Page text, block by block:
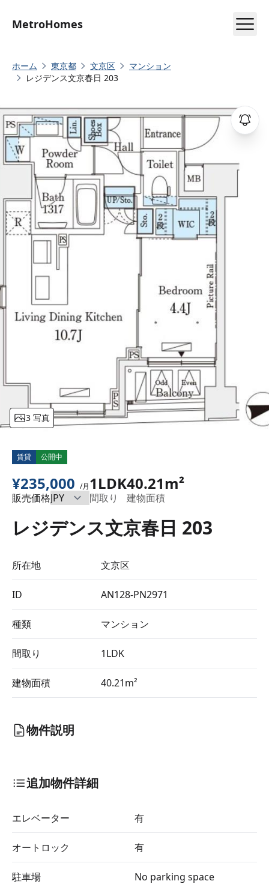
MetroHomes
ホーム 東京都 文京区
マンション
レジデンス文京春日 203
3 写真
賃貸 公開中
¥235,000 /月
販売価格
1LDK
間取り
40.21m²
建物面積
レジデンス文京春日 203
所在地 文京区
ID AN128-PN2971
種類 マンション
間取り 1LDK
建物面積 40.21m²
物件説明
追加物件詳細
エレベーター 有
オートロック 有
駐車場 No parking space